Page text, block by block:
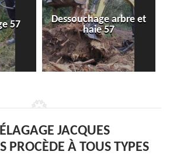
57
Dessouchage arbre et
haie 57
JACQUES
PROCÈDE À TOUS TYPES